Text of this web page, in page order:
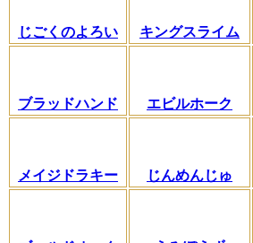
じごくのよろい キングスライム
ブラッドハンド エビルホーク
メイジドラキー じんめんじゅ